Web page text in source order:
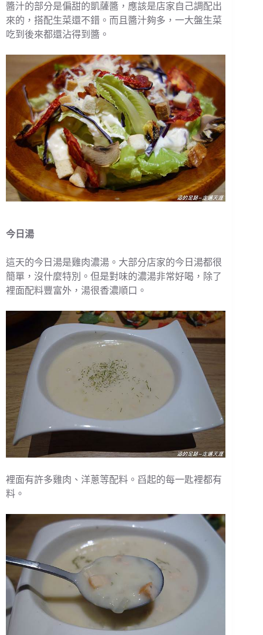
醬汁的部分是偏甜的凱薩醬，應該是店家自己調配出
來的，搭配生菜還不錯。而且醬汁夠多，一大盤生菜
吃到後來都還沾得到醬。
今日湯
這天的今日湯是雞肉濃湯。大部分店家的今日湯都很
簡單，沒什麼特別。但是對味的濃湯非常好喝，除了
裡面配料豐富外，湯很香濃順口。
裡面有許多雞肉、洋蔥等配料。舀起的每一匙裡都有
料。